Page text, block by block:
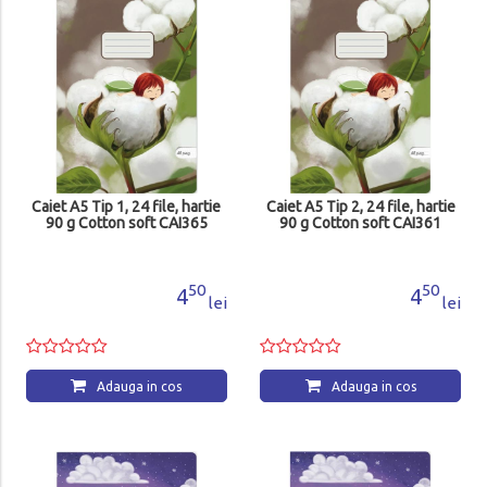
Caiet A5 Tip 1, 24 file, hartie
90 g Cotton soft CAI365
450
lei
Adauga in cos
Caiet A5 Tip 2, 24 file, hartie
90 g Cotton soft CAI361
450
lei
Adauga in cos